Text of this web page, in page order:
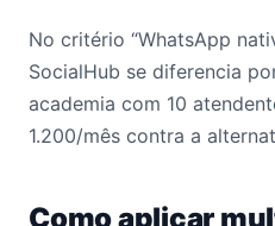
No critério “WhatsApp
SocialHub se diferencia
academia com 10
1.200/mês contra a
Como aplicar